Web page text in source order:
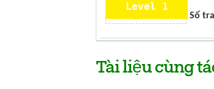
Level 1
Số
Tài liệu cùng